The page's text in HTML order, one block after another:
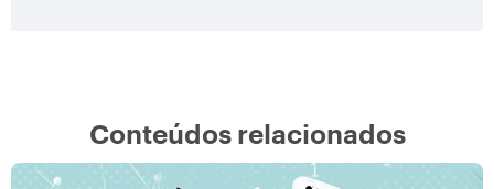
Conteúdos relacionados